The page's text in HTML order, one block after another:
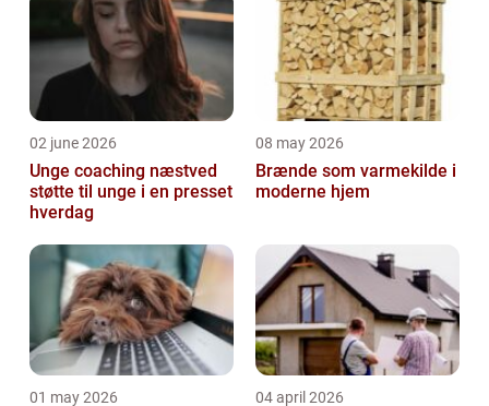
02 june 2026
Unge coaching næstved
støtte til unge i en presset
hverdag
08 may 2026
Brænde som varmekilde i
moderne hjem
01 may 2026 04 april 2026